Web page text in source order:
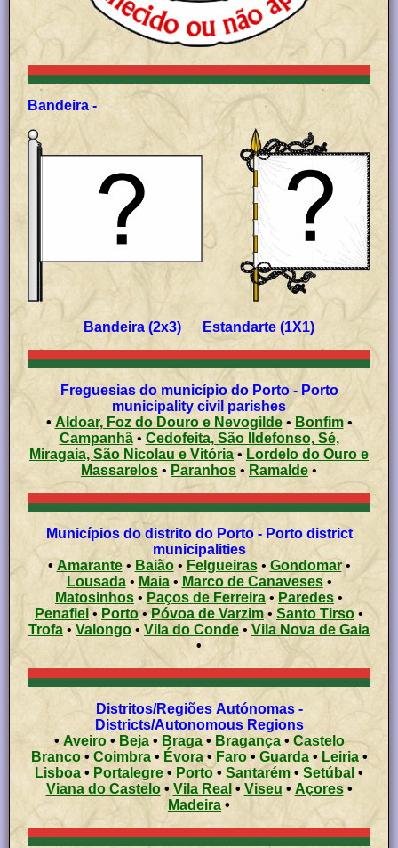
Bandeira -
Bandeira (2x3) Estandarte (1X1)
Freguesias do município do Porto - Porto
municipality civil parishes
• Aldoar, Foz do Douro e Nevogilde• Bonfim•
Campanhã•Cedofeita, São Ildefonso, Sé,
Miragaia, São Nicolau e Vitória• Lordelo do Ouro e
Massarelos • Paranhos• Ramalde •
Municípios do distrito do Porto - Porto district
municipalities
• Amarante• Baião• Felgueiras• Gondomar•
Lousada• Maia• Marco de Canaveses•
Matosinhos • Paços de Ferreira• Paredes •
Penafiel • Porto• Póvoa de Varzim• Santo Tirso •
Trofa•Valongo • Vila do Conde• Vila Nova de Gaia
•
Distritos/Regiões Autónomas -
Districts/Autonomous Regions
•Aveiro• Beja• Braga•Bragança• Castelo
Branco•Coimbra• Évora• Faro• Guarda• Leiria•
Lisboa • Portalegre • Porto • Santarém• Setúbal •
Viana do Castelo• Vila Real • Viseu • Açores •
Madeira •